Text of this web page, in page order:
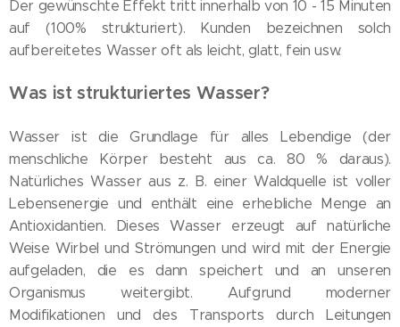
Der gewünschte Effekt tritt innerhalb von 10 - 15 Minuten
auf (100% strukturiert). Kunden bezeichnen solch
aufbereitetes Wasser oft als leicht, glatt, fein usw.
Was ist strukturiertes Wasser?
Wasser ist die Grundlage für alles Lebendige (der
menschliche Körper besteht aus ca. 80 % daraus).
Natürliches Wasser aus z. B. einer Waldquelle ist voller
Lebensenergie und enthält eine erhebliche Menge an
Antioxidantien. Dieses Wasser erzeugt auf natürliche
Weise Wirbel und Strömungen und wird mit der Energie
aufgeladen, die es dann speichert und an unseren
Organismus weitergibt. Aufgrund moderner
Modifikationen und des Transports durch Leitungen